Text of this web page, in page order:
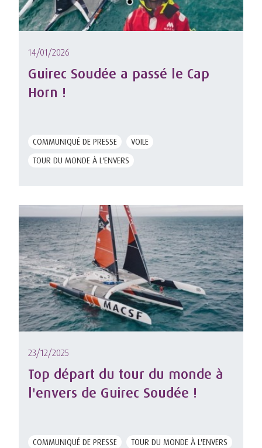
14/01/2026
Guirec Soudée a passé le Cap
Horn !
COMMUNIQUÉ DE PRESSE
VOILE
TOUR DU MONDE À L'ENVERS
23/12/2025
Top départ du tour du monde à
l'envers de Guirec Soudée !
COMMUNIQUÉ DE PRESSE
TOUR DU MONDE À L'ENVERS